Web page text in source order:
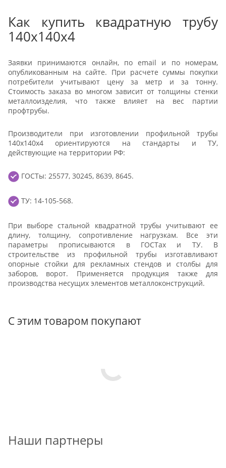
Как купить квадратную трубу
140х140х4
Заявки принимаются онлайн, по email и по номерам,
опубликованным на сайте. При расчете суммы покупки
потребители учитывают цену за метр и за тонну.
Стоимость заказа во многом зависит от толщины стенки
металлоизделия, что также влияет на вес партии
профтрубы.
Производители при изготовлении профильной трубы
140х140х4 ориентируются на стандарты и ТУ,
действующие на территории РФ:
ГОСТы: 25577, 30245, 8639, 8645.
ТУ: 14-105-568.
При выборе стальной квадратной трубы учитывают ее
длину, толщину, сопротивление нагрузкам. Все эти
параметры прописываются в ГОСТах и ТУ. В
строительстве из профильной трубы изготавливают
опорные стойки для рекламных стендов и столбы для
заборов, ворот. Применяется продукция также для
производства несущих элементов металлоконструкций.
С этим товаром покупают
Наши партнеры